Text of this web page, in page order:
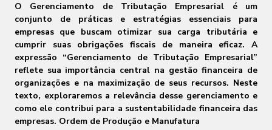
O Gerenciamento de Tributação Empresarial é um
conjunto de práticas e estratégias essenciais para
empresas que buscam otimizar sua carga tributária e
cumprir suas obrigações fiscais de maneira eficaz. A
expressão “Gerenciamento de Tributação Empresarial”
reflete sua importância central na gestão financeira de
organizações e na maximização de seus recursos. Neste
texto, exploraremos a relevância desse gerenciamento e
como ele contribui para a sustentabilidade financeira das
empresas. Ordem de Produção e Manufatura